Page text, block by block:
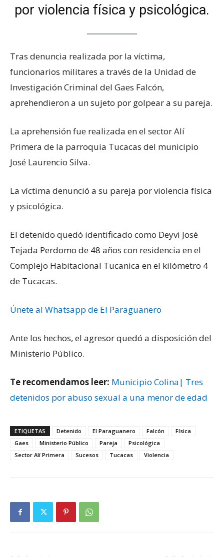
por violencia física y psicológica.
Tras denuncia realizada por la víctima,
funcionarios militares a través de la Unidad de
Investigación Criminal del Gaes Falcón,
aprehendieron a un sujeto por golpear a su pareja.
La aprehensión fue realizada en el sector Alí
Primera de la parroquia Tucacas del municipio
José Laurencio Silva.
La víctima denunció a su pareja por violencia física
y psicológica.
El detenido quedó identificado como Deyvi José
Tejada Perdomo de 48 años con residencia en el
Complejo Habitacional Tucanica en el kilómetro 4
de Tucacas.
Únete al Whatsapp de El Paraguanero
Ante los hechos, el agresor quedó a disposición del
Ministerio Público.
Te recomendamos leer: Municipio Colina| Tres
detenidos por abuso sexual a una menor de edad
ETIQUETAS Detenido El Paraguanero Falcón
Física
Gaes
Ministerio Público Pareja
Psicológica
Sector Alí Primera
Sucesos Tucacas Violencia